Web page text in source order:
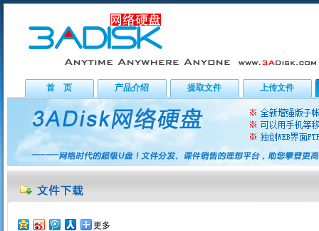
首 页 产品介绍 提取文件 上传文件
更多